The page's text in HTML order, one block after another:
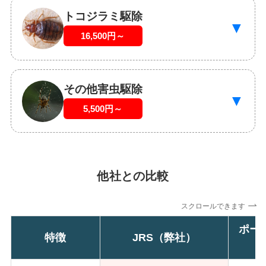
トコジラミ駆除
16,500円～ ▼
その他害虫駆除
5,500円～ ▼
他社との比較
スクロールできます
特徴 JRS（弊社）
ポー